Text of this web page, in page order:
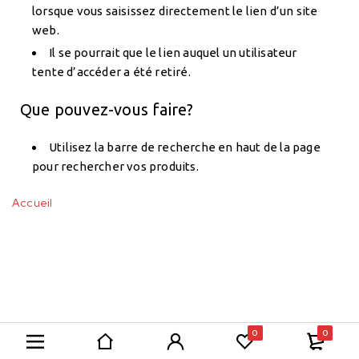
lorsque vous saisissez directement le lien d’un site
web.
Il se pourrait que le lien auquel un utilisateur
tente d’accéder a été retiré.
Que pouvez-vous faire?
Utilisez la barre de recherche en haut de la page
pour rechercher vos produits.
Accueil
0 0